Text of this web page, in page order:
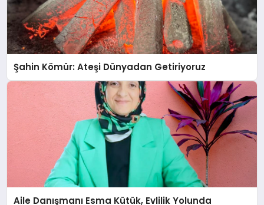
Şahin Kömür: Ateşi Dünyadan Getiriyoruz
Aile Danışmanı Esma Kütük, Evlilik Yolunda